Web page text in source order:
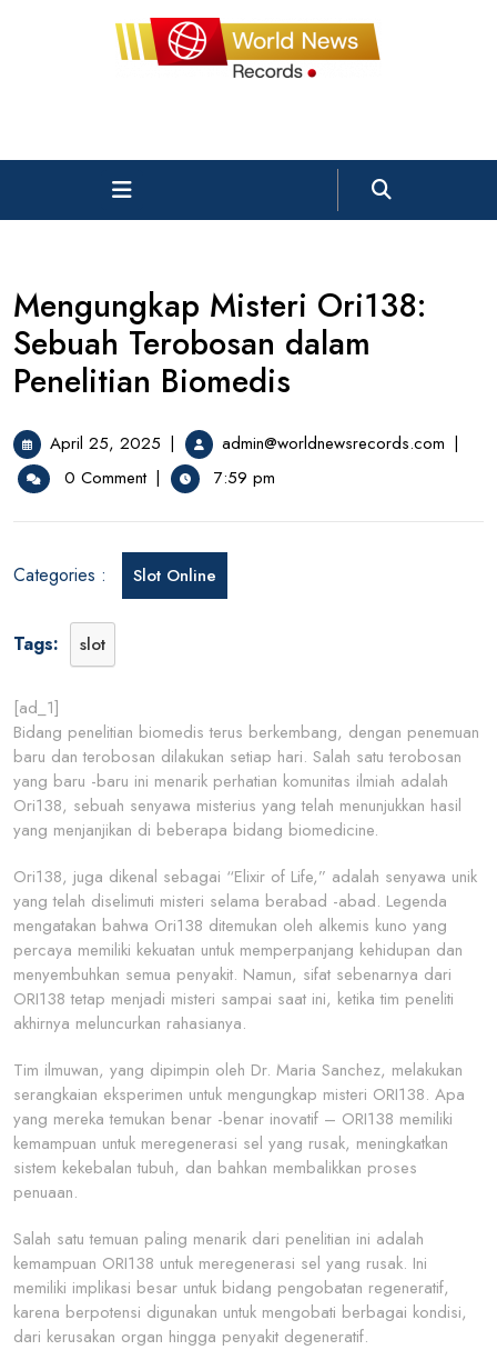
Mengungkap Misteri Ori138:
Sebuah Terobosan dalam
Penelitian Biomedis
April 25, 2025 April
25,
2025
| admin@worldnewsrecords.com |
0 Comment | 7:59 pm
Categories : Slot Online
Tags: slot
[ad_1]
Bidang penelitian biomedis terus berkembang, dengan penemuan
baru dan terobosan dilakukan setiap hari. Salah satu terobosan
yang baru -baru ini menarik perhatian komunitas ilmiah adalah
Ori138, sebuah senyawa misterius yang telah menunjukkan hasil
yang menjanjikan di beberapa bidang biomedicine.
Ori138, juga dikenal sebagai “Elixir of Life,” adalah senyawa unik
yang telah diselimuti misteri selama berabad -abad. Legenda
mengatakan bahwa Ori138 ditemukan oleh alkemis kuno yang
percaya memiliki kekuatan untuk memperpanjang kehidupan dan
menyembuhkan semua penyakit. Namun, sifat sebenarnya dari
ORI138 tetap menjadi misteri sampai saat ini, ketika tim peneliti
akhirnya meluncurkan rahasianya.
Tim ilmuwan, yang dipimpin oleh Dr. Maria Sanchez, melakukan
serangkaian eksperimen untuk mengungkap misteri ORI138. Apa
yang mereka temukan benar -benar inovatif – ORI138 memiliki
kemampuan untuk meregenerasi sel yang rusak, meningkatkan
sistem kekebalan tubuh, dan bahkan membalikkan proses
penuaan.
Salah satu temuan paling menarik dari penelitian ini adalah
kemampuan ORI138 untuk meregenerasi sel yang rusak. Ini
memiliki implikasi besar untuk bidang pengobatan regeneratif,
karena berpotensi digunakan untuk mengobati berbagai kondisi,
dari kerusakan organ hingga penyakit degeneratif.